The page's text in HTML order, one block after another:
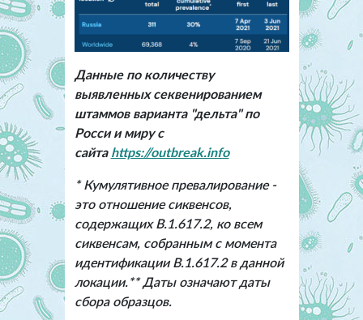
Данные по количеству
выявленных секвенированием
штаммов варианта "дельта" по
Росси и миру с
сайта https://outbreak.info
* Кумулятивное превалирование -
это отношение сиквенсов,
содержащих B.1.617.2, ко всем
сиквенсам, собранным с момента
идентификации B.1.617.2 в данной
локации.** Даты означают даты
сбора образцов.